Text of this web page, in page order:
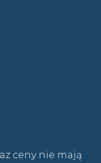
ceny nie mają